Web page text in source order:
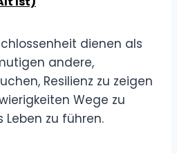
dienen als
andere,
Resilienz zu zeigen
Wege zu
zu führen.